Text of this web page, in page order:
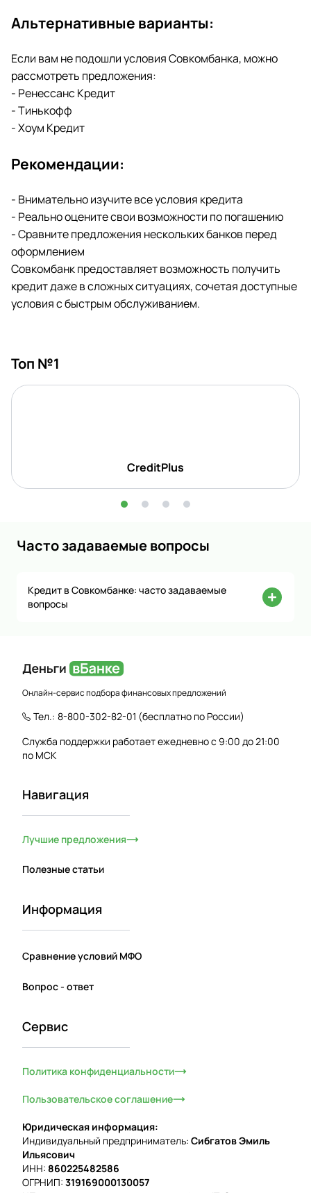
Альтернативные варианты:
Если вам не подошли условия Совкомбанка, можно
рассмотреть предложения:
- Ренессанс Кредит
- Тинькофф
- Хоум Кредит
Рекомендации:
- Внимательно изучите все условия кредита
- Реально оцените свои возможности по погашению
- Сравните предложения нескольких банков перед
оформлением
Совкомбанк предоставляет возможность получить
кредит даже в сложных ситуациях, сочетая доступные
условия с быстрым обслуживанием.
Топ №1
CreditPlus
Часто задаваемые вопросы
Кредит в Совкомбанке: часто задаваемые
вопросы
Онлайн-сервис подбора финансовых предложений
Тел.: 8-800-302-82-01 (бесплатно по России)
Служба поддержки работает ежедневно с 9:00 до 21:00
по МСК
Навигация
Лучшие предложения
Полезные статьи
Информация
Сравнение условий МФО
Вопрос - ответ
Сервис
Политика конфиденциальности
Пользовательское соглашение
Юридическая информация:
Индивидуальный предприниматель: Сибгатов Эмиль
Ильясович
ИНН: 860225482586
ОГРНИП: 319169000130057